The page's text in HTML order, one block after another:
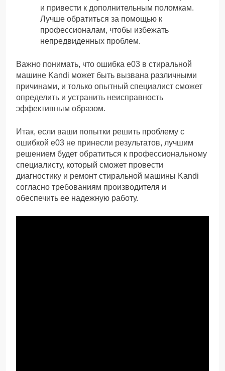
и привести к дополнительным поломкам.
Лучше обратиться за помощью к
профессионалам, чтобы избежать
непредвиденных проблем.
Важно понимать, что ошибка е03 в стиральной
машине Kandi может быть вызвана различными
причинами, и только опытный специалист сможет
определить и устранить неисправность
эффективным образом.
Итак, если ваши попытки решить проблему с
ошибкой е03 не принесли результатов, лучшим
решением будет обратиться к профессиональному
специалисту, который сможет провести
диагностику и ремонт стиральной машины Kandi
согласно требованиям производителя и
обеспечить ее надежную работу.